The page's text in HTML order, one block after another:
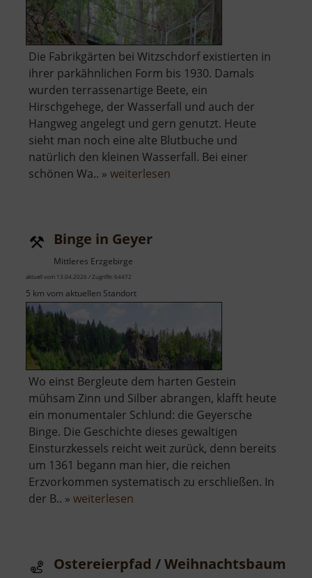
Die Fabrikgärten bei Witzschdorf existierten in
ihrer parkähnlichen Form bis 1930. Damals
wurden terrassenartige Beete, ein
Hirschgehege, der Wasserfall und auch der
Hangweg angelegt und gern genutzt. Heute
sieht man noch eine alte Blutbuche und
natürlich den kleinen Wasserfall. Bei einer
schönen Wa.. » weiterlesen
Binge in Geyer
Mittleres Erzgebirge
aktuell vom 13.04.2026 / Zugriffe: 64472
5 km vom aktuellen Standort
Wo einst Bergleute dem harten Gestein
mühsam Zinn und Silber abrangen, klafft heute
ein monumentaler Schlund: die Geyersche
Binge. Die Geschichte dieses gewaltigen
Einsturzkessels reicht weit zurück, denn bereits
um 1361 begann man hier, die reichen
Erzvorkommen systematisch zu erschließen. In
der B.. » weiterlesen
Ostereierpfad /